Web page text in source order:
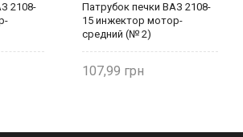
2108-
Патрубок печки ВАЗ 2108-
15 инжектор мотор-
средний (№ 2)
107,99